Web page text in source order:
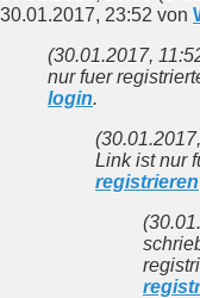
30.01.2017, 23:52 von
(30.01.2017,
nur fuer
login.
Link ist nur
registrieren